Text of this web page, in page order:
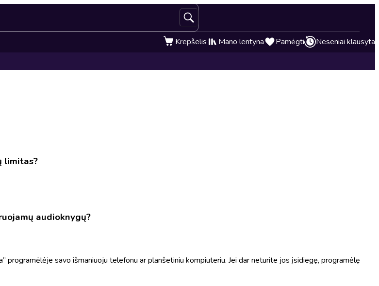
Krepšelis Mano lentyna Pamėgti Neseniai klausyta
limitas?
audioknygų?
programėlėje savo išmaniuoju telefonu ar planšetiniu kompiuteriu. Jei dar neturite jos įsidiegę, programėlę